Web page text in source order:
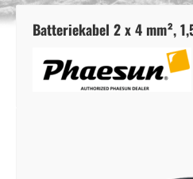
Batteriekabel 2 x 4 mm²,